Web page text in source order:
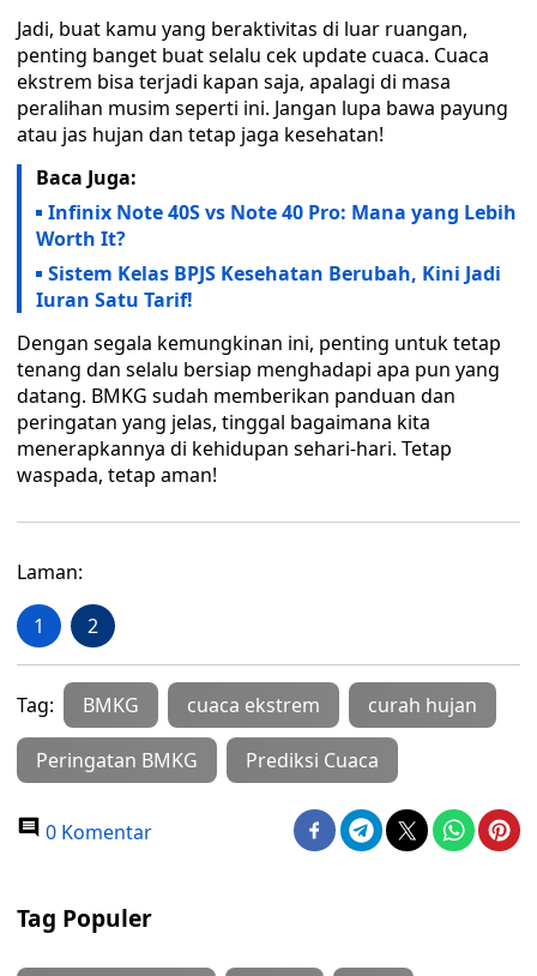
Jadi, buat kamu yang beraktivitas di luar ruangan,
penting banget buat selalu cek update cuaca. Cuaca
ekstrem bisa terjadi kapan saja, apalagi di masa
peralihan musim seperti ini. Jangan lupa bawa payung
atau jas hujan dan tetap jaga kesehatan!
Baca Juga:
Infinix Note 40S vs Note 40 Pro: Mana yang Lebih
Worth It?
Sistem Kelas BPJS Kesehatan Berubah, Kini Jadi
Iuran Satu Tarif!
Dengan segala kemungkinan ini, penting untuk tetap
tenang dan selalu bersiap menghadapi apa pun yang
datang. BMKG sudah memberikan panduan dan
peringatan yang jelas, tinggal bagaimana kita
menerapkannya di kehidupan sehari-hari. Tetap
waspada, tetap aman!
Laman:
1 2
Tag: BMKG cuaca ekstrem curah hujan
Peringatan BMKG Prediksi Cuaca
0 Komentar
Tag Populer